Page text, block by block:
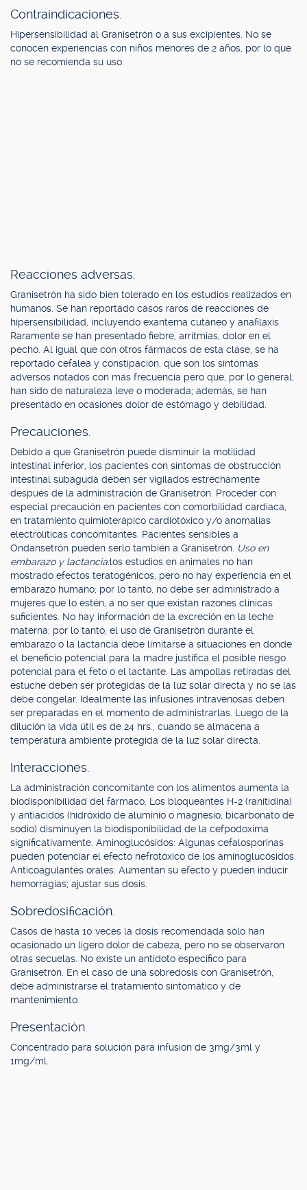
Contraindicaciones.
Hipersensibilidad al Granisetrón o a sus excipientes. No se
conocen experiencias con niños menores de 2 años, por lo que
no se recomienda su uso.
Reacciones adversas.
Granisetrón ha sido bien tolerado en los estudios realizados en
humanos. Se han reportado casos raros de reacciones de
hipersensibilidad, incluyendo exantema cutáneo y anafilaxis.
Raramente se han presentado fiebre, arritmias, dolor en el
pecho. Al igual que con otros fármacos de esta clase, se ha
reportado cefalea y constipación, que son los síntomas
adversos notados con más frecuencia pero que, por lo general;
han sido de naturaleza leve o moderada; además, se han
presentado en ocasiones dolor de estómago y debilidad.
Precauciones.
Debido a que Granisetrón puede disminuir la motilidad
intestinal inferior, los pacientes con síntomas de obstrucción
intestinal subaguda deben ser vigilados estrechamente
después de la administración de Granisetrón. Proceder con
especial precaución en pacientes con comorbilidad cardiaca,
en tratamiento quimioterápico cardiotóxico y/o anomalías
electrolíticas concomitantes. Pacientes sensibles a
Ondansetrón pueden serlo también a Granisetrón. Uso en
embarazo y lactancia:los estudios en animales no han
mostrado efectos teratogénicos, pero no hay experiencia en el
embarazo humano; por lo tanto, no debe ser administrado a
mujeres que lo estén, a no ser que existan razones clínicas
suficientes. No hay información de la excreción en la leche
materna; por lo tanto, el uso de Granisetrón durante el
embarazo o la lactancia debe limitarse a situaciones en donde
el beneficio potencial para la madre justifica el posible riesgo
potencial para el feto o el lactante. Las ampollas retiradas del
estuche deben ser protegidas de la luz solar directa y no se las
debe congelar. Idealmente las infusiones intravenosas deben
ser preparadas en el momento de administrarlas. Luego de la
dilución la vida útil es de 24 hrs., cuando se almacena a
temperatura ambiente protegida de la luz solar directa.
Interacciones.
La administración concomitante con los alimentos aumenta la
biodisponibilidad del fármaco. Los bloqueantes H-2 (ranitidina)
y antiácidos (hidróxido de aluminio o magnesio, bicarbonato de
sodio) disminuyen la biodisponibilidad de la cefpodoxima
significativamente. Aminoglucósidos: Algunas cefalosporinas
pueden potenciar el efecto nefrotóxico de los aminoglucósidos.
Anticoagulantes orales: Aumentan su efecto y pueden inducir
hemorragias; ajustar sus dosis.
Sobredosificación.
Casos de hasta 10 veces la dosis recomendada sólo han
ocasionado un ligero dolor de cabeza, pero no se observaron
otras secuelas. No existe un antídoto específico para
Granisetrón. En el caso de una sobredosis con Granisetrón,
debe administrarse el tratamiento sintomático y de
mantenimiento.
Presentación.
Concentrado para solución para infusión de 3mg/3ml y
1mg/ml.